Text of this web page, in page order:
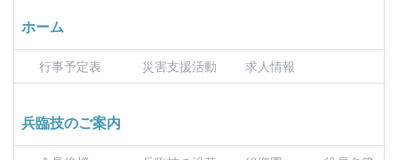
ホーム
行事予定表 災害支援活動 求人情報
兵臨技のご案内